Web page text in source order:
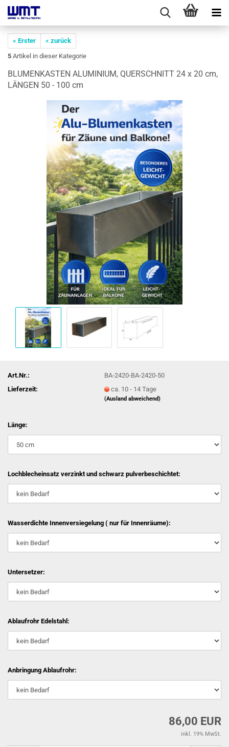
« Erster
« zurück
5 Artikel in dieser Kategorie
BLU­MEN­KAS­TEN ALU­MI­NI­UM, QUER­SCHNITT 24 x 20 cm,
LÄN­GEN 50 - 100 cm
Art.Nr.:
BA-2420-BA-2420-50
Lieferzeit:
ca. 10 - 14 Tage
(Ausland abweichend)
Länge:
Lochblecheinsatz verzinkt und schwarz pulverbeschichtet:
Wasserdichte Innenversiegelung ( nur für Innenräume):
Untersetzer:
Ablaufrohr Edelstahl:
Anbringung Ablaufrohr:
86,00 EUR
inkl. 19% MwSt.